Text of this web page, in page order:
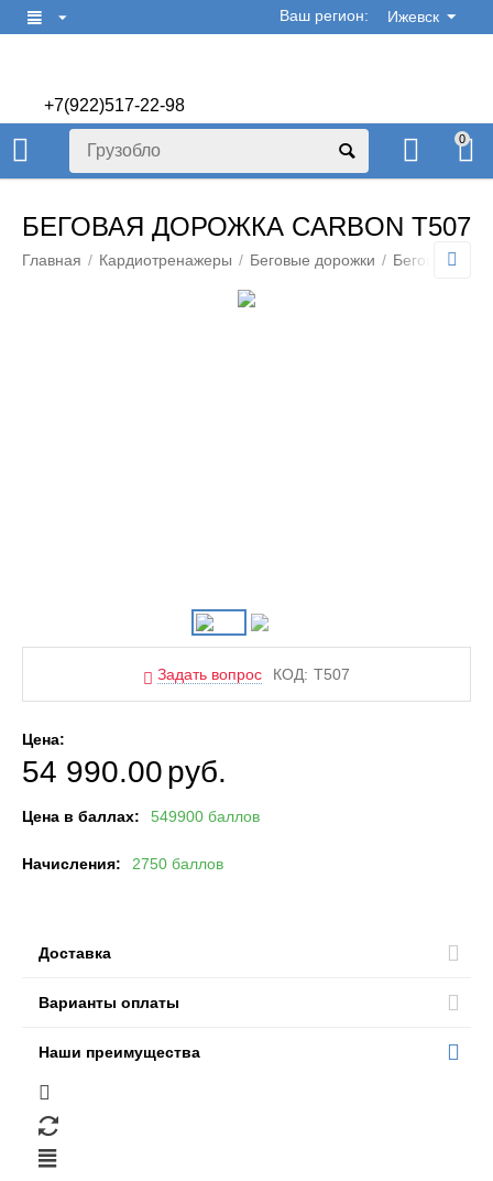
Ижевск
Ваш регион:
+7(922)517-22-98
+7(922)506-70-60
0
БЕГОВАЯ ДОРОЖКА CARBON T507
Главная / Кардиотренажеры / Беговые дорожки / Беговые
Задать вопрос КОД: T507
Цена:
54 990.00руб.
Цена в баллах: 549900 баллов
Начисления: 2750 баллов
Доставка
Варианты оплаты
Наши преимущества